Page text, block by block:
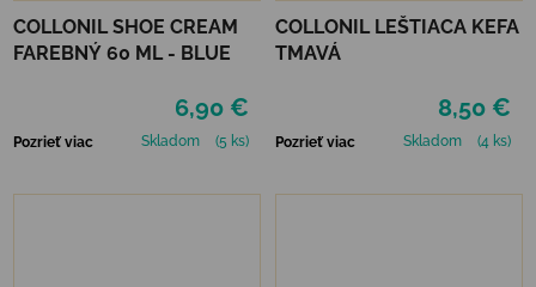
COLLONIL SHOE CREAM
FAREBNÝ 60 ML - BLUE
6,90 €
Pozrieť viac Skladom (5 ks)
COLLONIL LEŠTIACA KEFA
TMAVÁ
8,50 €
Pozrieť viac Skladom (4 ks)